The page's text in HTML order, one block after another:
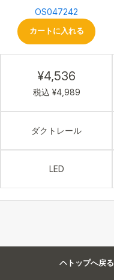
OS047242
カートに入れる
¥4,536
税込 ¥4,989
ダクトレール
LED
トップへ戻る